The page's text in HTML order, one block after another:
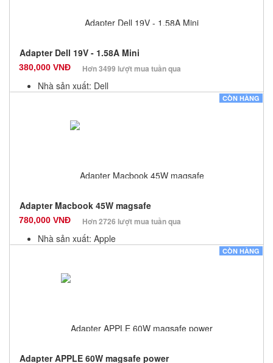
Adapter Dell 19V - 1.58A Mini
380,000 VNĐ Hơn 3499 lượt mua tuần qua
Nhà sản xuất: Dell
Số lượng: 10
CÒN HÀNG
Adapter Macbook 45W magsafe
780,000 VNĐ Hơn 2726 lượt mua tuần qua
Nhà sản xuất: Apple
Số lượng: 10
CÒN HÀNG
Adapter APPLE 60W magsafe power